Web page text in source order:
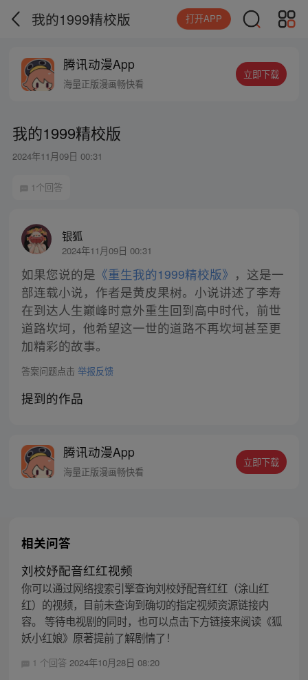
我的1999精校版 打开APP
腾讯动漫App
海量正版漫画畅快看
立即下载
我的1999精校版
2024年11月09日 00:31
1个回答
银狐
2024年11月09日 00:31
如果您说的是 《重生我的1999精校版》 ，这是一
部连载小说，作者是黄皮果树。小说讲述了李寿
在到达人生巅峰时意外重生回到高中时代，前世
道路坎坷，他希望这一世的道路不再坎坷甚至更
加精彩的故事。
答案问题点击 举报反馈
提到的作品
腾讯动漫App
海量正版漫画畅快看
立即下载
相关问答
刘校妤配音红红视频
你可以通过网络搜索引擎查询刘校妤配音红红（涂山红
红）的视频，目前未查询到确切的指定视频资源链接内
容。 等待电视剧的同时，也可以点击下方链接来阅读《狐
妖小红娘》原著提前了解剧情了！
1 个回答 2024年10月28日 08:20